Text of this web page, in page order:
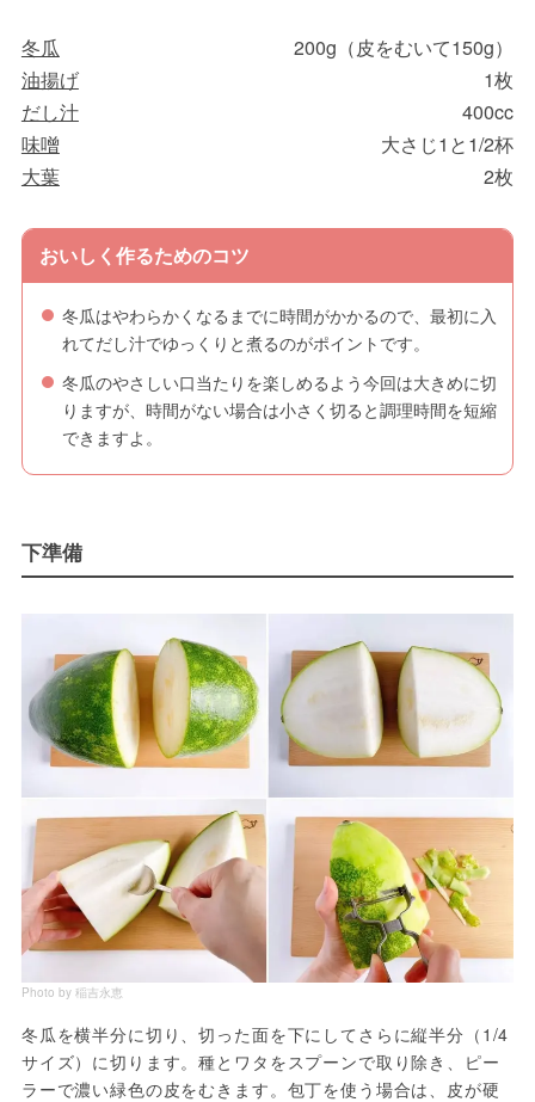
冬瓜
200g（皮をむいて150g）
油揚げ
1枚
だし汁
400cc
味噌
大さじ1と1/2杯
大葉
2枚
おいしく作るためのコツ
冬瓜はやわらかくなるまでに時間がかかるので、最初に入
れてだし汁でゆっくりと煮るのがポイントです。
冬瓜のやさしい口当たりを楽しめるよう今回は大きめに切
りますが、時間がない場合は小さく切ると調理時間を短縮
できますよ。
下準備
Photo by 稲吉永恵
冬瓜を横半分に切り、切った面を下にしてさらに縦半分（1/4
サイズ）に切ります。種とワタをスプーンで取り除き、ピー
ラーで濃い緑色の皮をむきます。包丁を使う場合は、皮が硬